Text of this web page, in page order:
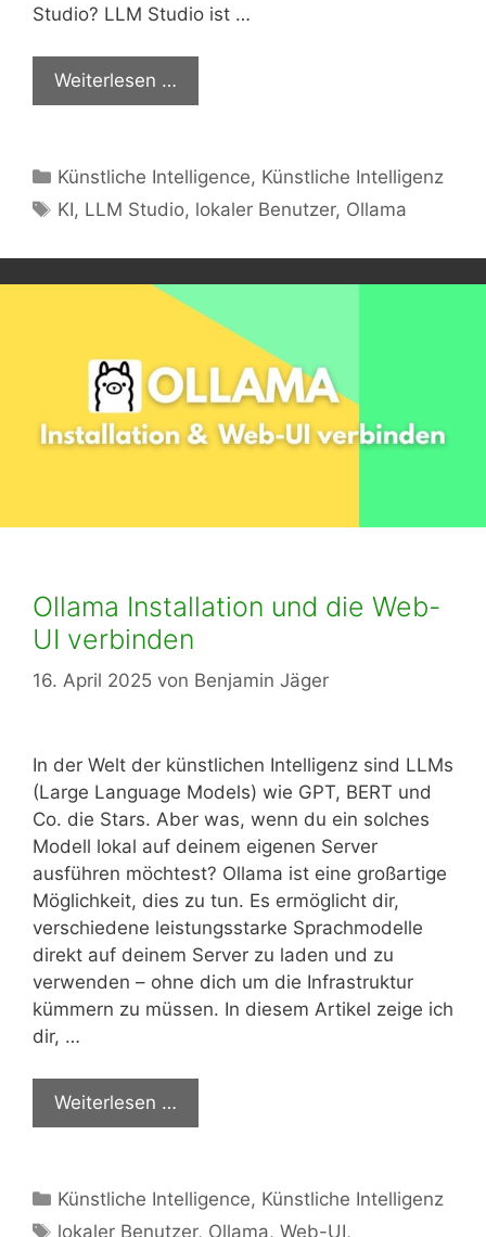
Studio? LLM Studio ist …
Weiterlesen …
Kategorien
Künstliche Intelligence, Künstliche Intelligenz
Schlagwörter
KI, LLM Studio, lokaler Benutzer, Ollama
Ollama Installation und die Web-
UI verbinden
16. April 2025 von Benjamin Jäger
In der Welt der künstlichen Intelligenz sind LLMs
(Large Language Models) wie GPT, BERT und
Co. die Stars. Aber was, wenn du ein solches
Modell lokal auf deinem eigenen Server
ausführen möchtest? Ollama ist eine großartige
Möglichkeit, dies zu tun. Es ermöglicht dir,
verschiedene leistungsstarke Sprachmodelle
direkt auf deinem Server zu laden und zu
verwenden – ohne dich um die Infrastruktur
kümmern zu müssen. In diesem Artikel zeige ich
dir, …
Weiterlesen …
Kategorien
Künstliche Intelligence, Künstliche Intelligenz
Schlagwörter
lokaler Benutzer, Ollama,Web-UI,